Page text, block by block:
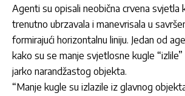
Agenti su opisali neobična crvena svjetla
trenutno ubrzavala i manevrisala u
formirajući horizontalnu liniju. Jedan od
kako su se manje svjetlosne kugle
jarko narandžastog objekta.
“Manje kugle su izlazile iz glavnog